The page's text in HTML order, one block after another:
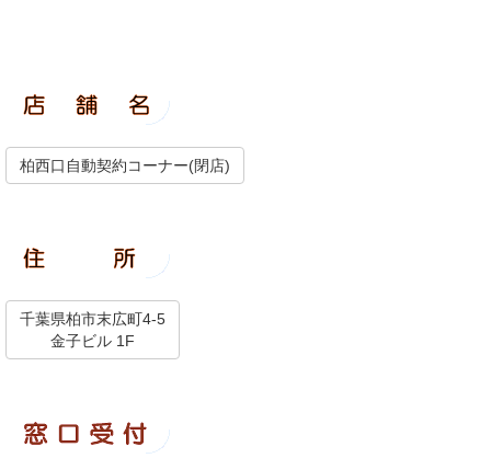
柏西口自動契約コーナー(閉店)
千葉県柏市末広町4-5
金子ビル 1F